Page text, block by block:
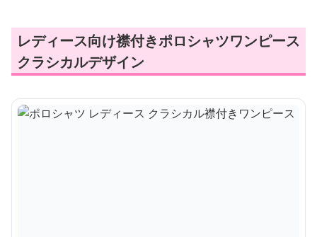
レディース向け襟付きポロシャツワンピース
クラシカルデザイン